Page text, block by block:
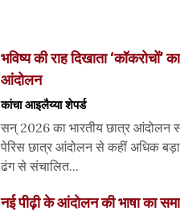
भविष्य की राह दिखाता
आंदोलन
कांचा आइलैय्या शेपर्ड
सन् 2026 का भारतीय छात्र आंदोलन
पेरिस छात्र आंदोलन से कहीं अधिक
ढंग से संचालित...
नई पीढ़ी के आंदोलन की भाषा का